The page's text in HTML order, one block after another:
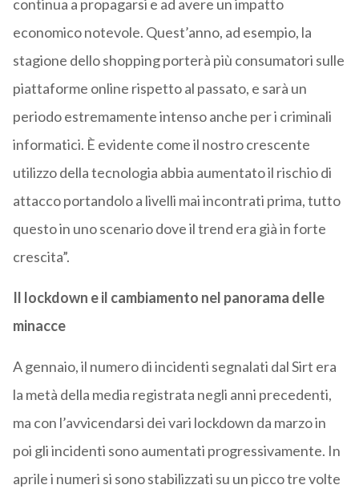
continua a propagarsi e ad avere un impatto
economico notevole. Quest’anno, ad esempio, la
stagione dello shopping porterà più consumatori sulle
piattaforme online rispetto al passato, e sarà un
periodo estremamente intenso anche per i criminali
informatici. È evidente come il nostro crescente
utilizzo della tecnologia abbia aumentato il rischio di
attacco portandolo a livelli mai incontrati prima, tutto
questo in uno scenario dove il trend era già in forte
crescita”.
Il lockdown e il cambiamento nel panorama delle
minacce
A gennaio, il numero di incidenti segnalati dal Sirt era
la metà della media registrata negli anni precedenti,
ma con l’avvicendarsi dei vari lockdown da marzo in
poi gli incidenti sono aumentati progressivamente. In
aprile i numeri si sono stabilizzati su un picco tre volte